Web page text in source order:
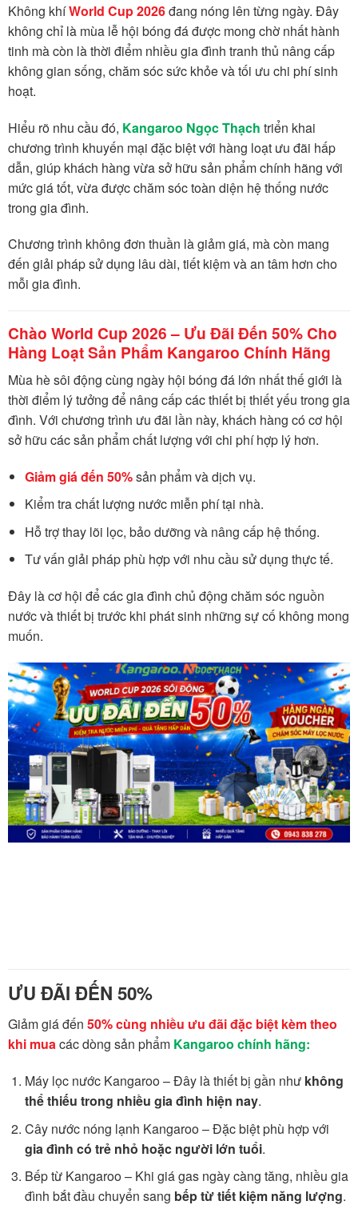
Không khíWorld Cup 2026đang nóng lên từng ngày. Đây
không chỉ là mùa lễ hội bóng đá được mong chờ nhất hành
tinh mà còn là thời điểm nhiều gia đình tranh thủ nâng cấp
không gian sống, chăm sóc sức khỏe và tối ưu chi phí sinh
hoạt.
Hiểu rõ nhu cầu đó, Kangaroo Ngọc Thạch triển khai
chương trình khuyến mại đặc biệt với hàng loạt ưu đãi hấp
dẫn, giúp khách hàng vừa sở hữu sản phẩm chính hãng với
mức giá tốt, vừa được chăm sóc toàn diện hệ thống nước
trong gia đình.
Chương trình không đơn thuần là giảm giá, mà còn mang
đến giải pháp sử dụng lâu dài, tiết kiệm và an tâm hơn cho
mỗi gia đình.
Chào World Cup 2026 – Ưu Đãi Đến 50% Cho
Hàng Loạt Sản Phẩm Kangaroo Chính Hãng
Mùa hè sôi động cùng ngày hội bóng đá lớn nhất thế giới là
thời điểm lý tưởng để nâng cấp các thiết bị thiết yếu trong gia
đình. Với chương trình ưu đãi lần này, khách hàng có cơ hội
sở hữu các sản phẩm chất lượng với chi phí hợp lý hơn.
Giảm giá đến 50%sản phẩm và dịch vụ.
Kiểm tra chất lượng nước miễn phí tại nhà.
Hỗ trợ thay lõi lọc, bảo dưỡng và nâng cấp hệ thống.
Tư vấn giải pháp phù hợp với nhu cầu sử dụng thực tế.
Đây là cơ hội để các gia đình chủ động chăm sóc nguồn
nước và thiết bị trước khi phát sinh những sự cố không mong
muốn.
ƯU ĐÃI ĐẾN 50%
Giảm giá đến 50% cùng nhiều ưu đãi đặc biệt kèm theo
khi muacác dòng sản phẩm Kangaroo chính hãng:
Máy lọc nước Kangaroo – Đây là thiết bị gần như không
thể thiếu trong nhiều gia đình hiện nay.
Cây nước nóng lạnh Kangaroo – Đặc biệt phù hợp với
gia đình có trẻ nhỏ hoặc người lớn tuổi.
Bếp từ Kangaroo – Khi giá gas ngày càng tăng, nhiều gia
đình bắt đầu chuyển sang bếp từ tiết kiệm năng lượng.